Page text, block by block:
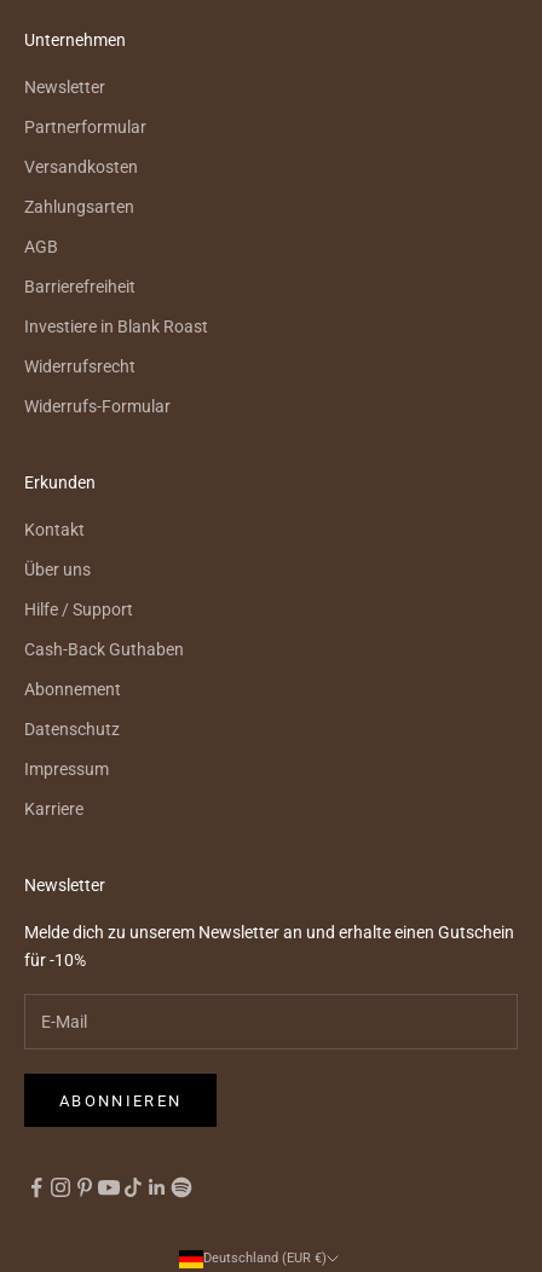
Unternehmen
Newsletter
Partnerformular
Versandkosten
Zahlungsarten
AGB
Barrierefreiheit
Investiere in Blank Roast
Widerrufsrecht
Widerrufs-Formular
Erkunden
Kontakt
Über uns
Hilfe / Support
Cash-Back Guthaben
Abonnement
Datenschutz
Impressum
Karriere
Newsletter
Melde dich zu unserem Newsletter an und erhalte einen Gutschein
für -10%
ABONNIEREN
Deutschland (EUR €)